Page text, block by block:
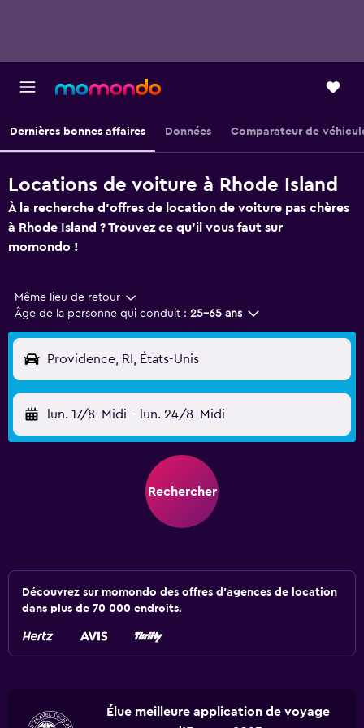
Dernières bonnes affaires Données Comparateur de
Locations de voiture à Rhode Island
À la recherche d'offres de location de voiture pas chères
à Rhode Island ? Trouvez ce qu'il vous faut sur
momondo !
Même lieu de retour
Âge de la personne qui conduit : 25-65 ans
Providence, RI, États-Unis
lun. 17/8 Midi - lun. 24/8 Midi
Rechercher
Découvrez sur momondo des offres d'agences de location
dans plus de 70 000 endroits.
Élue meilleure application de voyage